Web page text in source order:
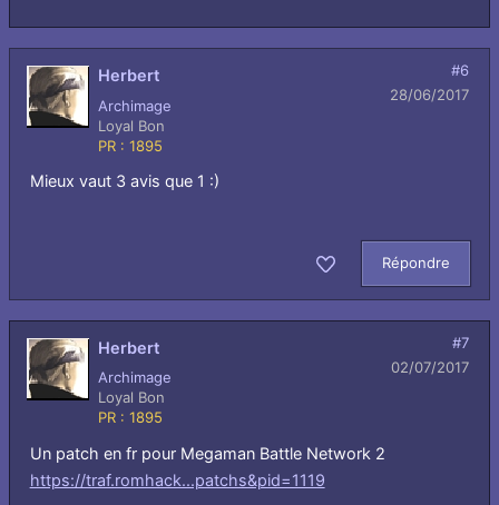
Herbert
Archimage
Loyal Bon
PR : 1895
#6
28/06/2017
Mieux vaut 3 avis que 1 :)
Répondre
Herbert
Archimage
Loyal Bon
PR : 1895
#7
02/07/2017
Un patch en fr pour Megaman Battle Network 2
https://traf.romhack...patchs&pid=1119